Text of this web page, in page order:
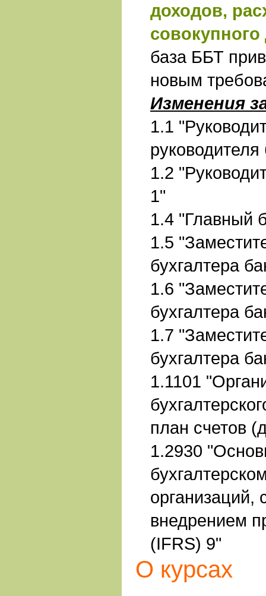
доходов,
база ББТ
новым
Изменения
1.1
1.2
1"
1.4 "Главный
1.5
бухгалтера
1.6
бухгалтера
1.7
бухгалтера
1.1101
план счетов
1.2930
организаций,
внедрением
(IFRS) 9"
О курсах